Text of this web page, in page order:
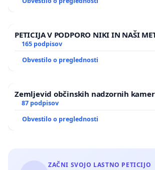
PETICIJA V PODPORO NIKI IN NAŠI
165 podpisov
Obvestilo o preglednosti
Zemljevid občinskih nadzornih kamer
87 podpisov
Obvestilo o preglednosti
ZAČNI SVOJO LASTNO PETICIJO